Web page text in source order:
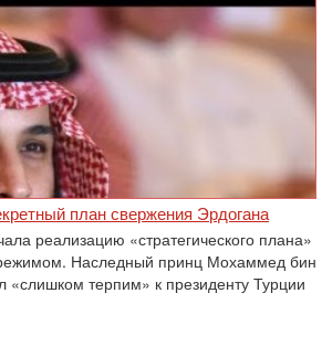
план свержения Эрдогана
реализацию «стратегического плана»
Наследный принц Мохаммед бин
терпим» к президенту Турции